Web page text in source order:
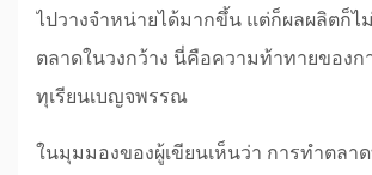
ไปวางจำหน่ายได้มากขึ้น แต่ก็ผลผลิตก็
ตลาดในวงกว้าง นี่คือความท้าทายของ
ทุเรียนเบญจพรรณ
ในมุมมองของผู้เขียนเห็นว่า การทำตลา